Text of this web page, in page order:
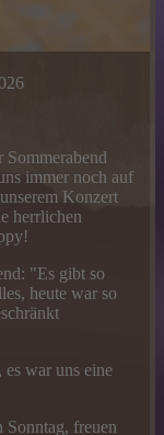
Sommerabend
immer noch auf
Konzert
herrlichen
"Es gibt so
heute war so
war uns eine
Sonntag, freuen